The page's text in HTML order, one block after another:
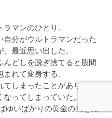
マンのひとり。
分がウルトラマンだった
最近思い出した。
んどしを脱ぎ捨てると股間
れて変身する。
てしまったことがあり、そ
ってしまっていた。
ゆいばかりの黄金の光を発